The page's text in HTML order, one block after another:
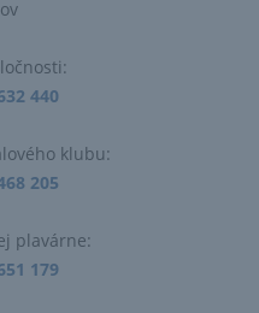
440
klubu:
205
plavárne:
179